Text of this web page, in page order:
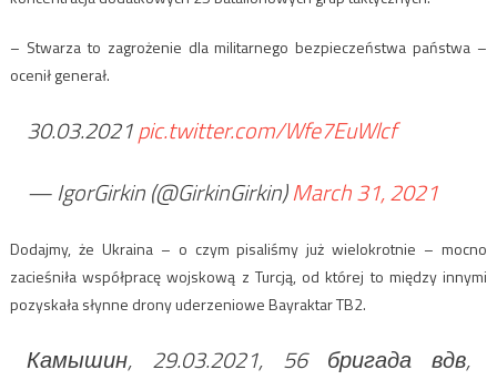
– Stwarza to zagrożenie dla militarnego bezpieczeństwa państwa –
ocenił generał.
30.03.2021pic.twitter.com/Wfe7EuWlcf
— IgorGirkin (@GirkinGirkin)March 31, 2021
Dodajmy, że Ukraina – o czym pisaliśmy już wielokrotnie – mocno
zacieśniła współpracę wojskową z Turcją, od której to między innymi
pozyskała słynne drony uderzeniowe Bayraktar TB2.
Камышин, 29.03.2021, 56 бригада вдв,